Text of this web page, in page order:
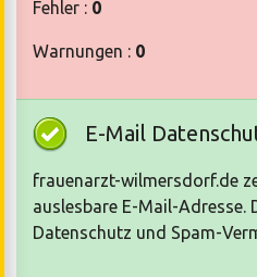
Fehler : 0
Warnungen : 0
E-Mail
frauenarzt-wilmersdorf.de
auslesbare E-Mail-Adresse.
Datenschutz und Spam-